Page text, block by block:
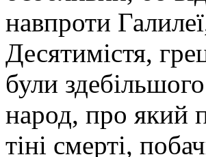
навпроти
Десятимістя,
були
народ, про який
тіні смерті,